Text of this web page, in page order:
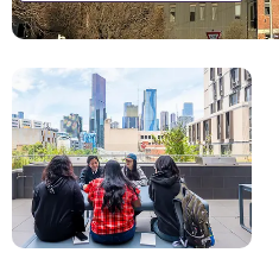
Español
Català
Deutsch